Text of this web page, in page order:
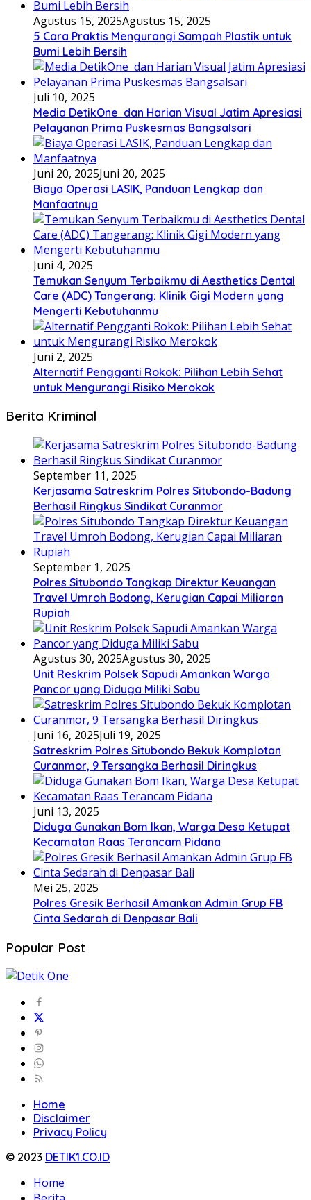
Agustus 15, 2025Agustus 15, 2025
5 Cara Praktis Mengurangi Sampah Plastik untuk
Bumi Lebih Bersih
Juli 10, 2025
Media DetikOne dan Harian Visual Jatim Apresiasi
Pelayanan Prima Puskesmas Bangsalsari
Juni 20, 2025Juni 20, 2025
Biaya Operasi LASIK, Panduan Lengkap dan
Manfaatnya
Juni 4, 2025
Temukan Senyum Terbaikmu di Aesthetics Dental
Care (ADC) Tangerang: Klinik Gigi Modern yang
Mengerti Kebutuhanmu
Juni 2, 2025
Alternatif Pengganti Rokok: Pilihan Lebih Sehat
untuk Mengurangi Risiko Merokok
Berita Kriminal
September 11, 2025
Kerjasama Satreskrim Polres Situbondo-Badung
Berhasil Ringkus Sindikat Curanmor
September 1, 2025
Polres Situbondo Tangkap Direktur Keuangan
Travel Umroh Bodong, Kerugian Capai Miliaran
Rupiah
Agustus 30, 2025Agustus 30, 2025
Unit Reskrim Polsek Sapudi Amankan Warga
Pancor yang Diduga Miliki Sabu
Juni 16, 2025Juli 19, 2025
Satreskrim Polres Situbondo Bekuk Komplotan
Curanmor, 9 Tersangka Berhasil Diringkus
Juni 13, 2025
Diduga Gunakan Bom Ikan, Warga Desa Ketupat
Kecamatan Raas Terancam Pidana
Mei 25, 2025
Polres Gresik Berhasil Amankan Admin Grup FB
Cinta Sedarah di Denpasar Bali
Popular Post
Home
Disclaimer
Privacy Policy
© 2023 DETIK1.CO.ID
Home